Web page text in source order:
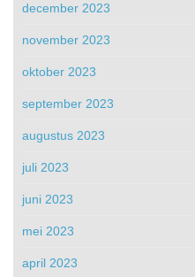
december 2023
november 2023
oktober 2023
september 2023
augustus 2023
juli 2023
juni 2023
mei 2023
april 2023